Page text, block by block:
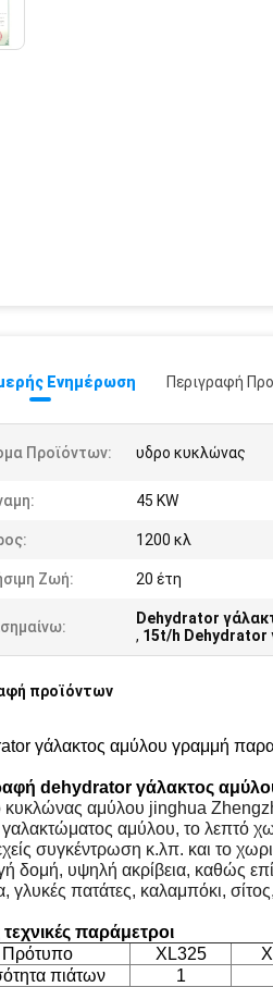
Ενημέρωση Περιγραφή
Προϊόντων: υδρο κυκλώνας
45 KW
1200 κλ
Ζωή: 20 έτη
Dehydrator
, 15t/h
προϊόντων
γάλακτος αμύλου γραμμή
dehydrator γάλακτος
αμύλου jinghua
αμύλου, το λεπτό
συγκέντρωση κ.λπ. και το
δομή, υψηλή ακρίβεια, καθώς
γλυκές πατάτες, καλαμπόκι,
τεχνικές παράμετροι
Πρότυπο
XL325
πιάτων
1